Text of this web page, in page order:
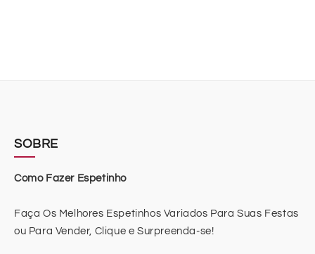
SOBRE
Como Fazer Espetinho
Faça Os Melhores Espetinhos Variados Para Suas Festas
ou Para Vender, Clique e Surpreenda-se!